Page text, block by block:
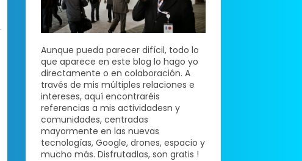
Aunque pueda parecer difícil, todo lo
que aparece en este blog lo hago yo
directamente o en colaboración. A
través de mis múltiples relaciones e
intereses, aquí encontraréis
referencias a mis actividadesn y
comunidades, centradas
mayormente en las nuevas
tecnologías, Google, drones, espacio y
mucho más. Disfrutadlas, son gratis !